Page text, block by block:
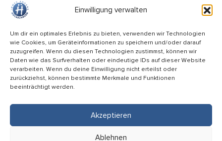
Einwilligung verwalten
Um dir ein optimales Erlebnis zu bieten, verwenden wir Technologien
wie Cookies, um Geräteinformationen zu speichern und/oder darauf
zuzugreifen. Wenn du diesen Technologien zustimmst, können wir
Daten wie das Surfverhalten oder eindeutige IDs auf dieser Website
verarbeiten. Wenn du deine Einwilligung nicht erteilst oder
zurückziehst, können bestimmte Merkmale und Funktionen
beeinträchtigt werden.
Akzeptieren
Ablehnen
Über uns
Kontakt / Öffnungszeiten
Alle Ämter
Stellenausschreibungen
Rechtliches
Informiert bleiben